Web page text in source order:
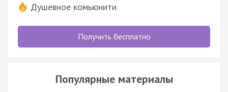
Душевное комьюнити
Получить бесплатно
Популярные материалы